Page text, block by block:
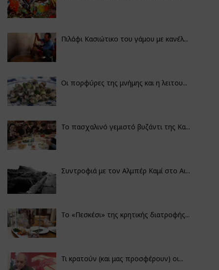
Πιλάφι Κασιώτικο του γάμου με κανέλ...
Οι πορφύρες της μνήμης και η λειτου...
Το πασχαλινό γεμιστό βυζάντι της Κα...
Συντροφιά με τον Αλμπέρ Καμί στο Αι...
Το «Πεσκέσι» της κρητικής διατροφής...
Τι κρατούν (και μας προσφέρουν) οι...